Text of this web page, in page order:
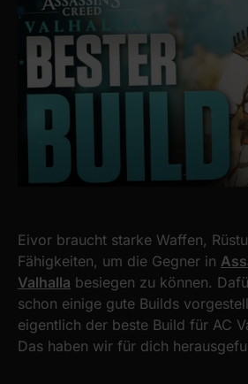
Eivor braucht starke Waffen,
Fähigkeiten, um die Gegner in
Valhalla besiegen zu können.
schon einige gute Builds
eigentlich der beste Build für AC
Das haben wir für dich